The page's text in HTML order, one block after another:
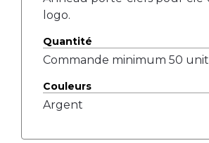
logo.
Quantité
Commande minimum 50
Couleurs
Argent